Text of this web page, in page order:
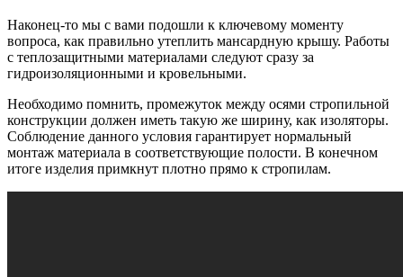
Наконец-то мы с вами подошли к ключевому моменту
вопроса, как правильно утеплить мансардную крышу. Работы
с теплозащитными материалами следуют сразу за
гидроизоляционными и кровельными.
Необходимо помнить, промежуток между осями стропильной
конструкции должен иметь такую же ширину, как изоляторы.
Соблюдение данного условия гарантирует нормальный
монтаж материала в соответствующие полости. В конечном
итоге изделия примкнут плотно прямо к стропилам.